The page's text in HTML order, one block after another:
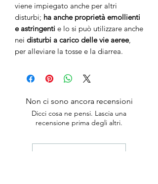
viene impiegato anche per altri
disturbi; ha anche proprietà emollienti
e astringenti e lo si può utilizzare anche
nei disturbi a carico delle vie aeree,
per alleviare la tosse e la diarrea.
Non ci sono ancora recensioni
Dicci cosa ne pensi. Lascia una
recensione prima degli altri.